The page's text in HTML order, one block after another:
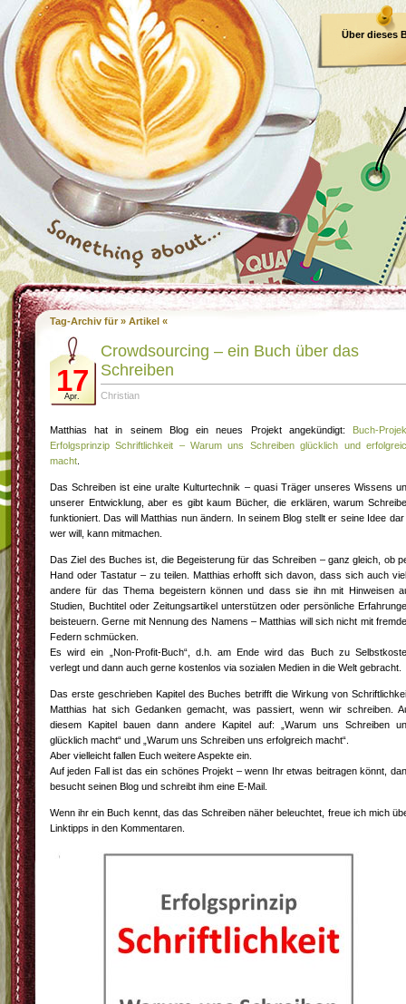
Über dieses
Tag-Archiv für » Artikel «
17
Apr.
Crowdsourcing – ein Buch über das
Schreiben
Christian
Matthias hat in seinem Blog ein neues Projekt angekündigt: Buch-
Erfolgsprinzip Schriftlichkeit – Warum uns Schreiben glücklich und
macht
Das Schreiben ist eine uralte Kulturtechnik – quasi Träger unseres Wissens
unserer Entwicklung, aber es gibt kaum Bücher, die erklären, warum
funktioniert. Das will Matthias nun ändern. In seinem Blog stellt er seine Idee dar
wer will, kann mitmachen.
Das Ziel des Buches ist, die Begeisterung für das Schreiben – ganz gleich, ob
Hand oder Tastatur – zu teilen. Matthias erhofft sich davon, dass sich auch
andere für das Thema begeistern können und dass sie ihn mit Hinweisen
Studien, Buchtitel oder Zeitungsartikel unterstützen oder persönliche
beisteuern. Gerne mit Nennung des Namens – Matthias will sich nicht mit
Federn schmücken.
Es wird ein „Non-Profit-Buch“, d.h. am Ende wird das Buch zu
verlegt und dann auch gerne kostenlos via sozialen Medien in die Welt gebracht.
Das erste geschrieben Kapitel des Buches betrifft die Wirkung von
Matthias hat sich Gedanken gemacht, was passiert, wenn wir schreiben.
diesem Kapitel bauen dann andere Kapitel auf: „Warum uns Schreiben
glücklich macht“ und „Warum uns Schreiben uns erfolgreich macht“.
Aber vielleicht fallen Euch weitere Aspekte ein.
Auf jeden Fall ist das ein schönes Projekt – wenn Ihr etwas beitragen könnt,
besucht seinen Blog und schreibt ihm eine E-Mail.
Wenn ihr ein Buch kennt, das das Schreiben näher beleuchtet, freue ich mich
Linktipps in den Kommentaren.